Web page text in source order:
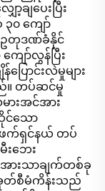
ချပေးပြီး
၀ ကျော်
ဥတုဒဏ်ခံနိုင်
ော်လွန်ပြီး
ြောင်းလဲမှုများ
။ တပ်ဆင်မှု
းအင်အား
င်သော
ာ်ဖက်ရှင်နယ် တပ်
းဘေး
ားသာချက်တစ်ခု
းအုတ်စီမံကိန်းသည်